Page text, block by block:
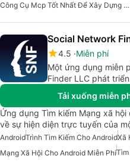
Công Cụ Mcp Tốt Nhất Để Xây Dựng Các Tác Nhân Ai
Social Network
4.5 Miễn phí
Một ứng dụng miễn
Finder LLC phát
Tải xuống miễn
Ứng dụng Tìm kiếm Mạng xã
về sự hiện diện trực tuyến của
AndroidTrình Tìm Kiếm Cho AndroidXã
Mạng Xã Hội Cho Android Miễn Phí